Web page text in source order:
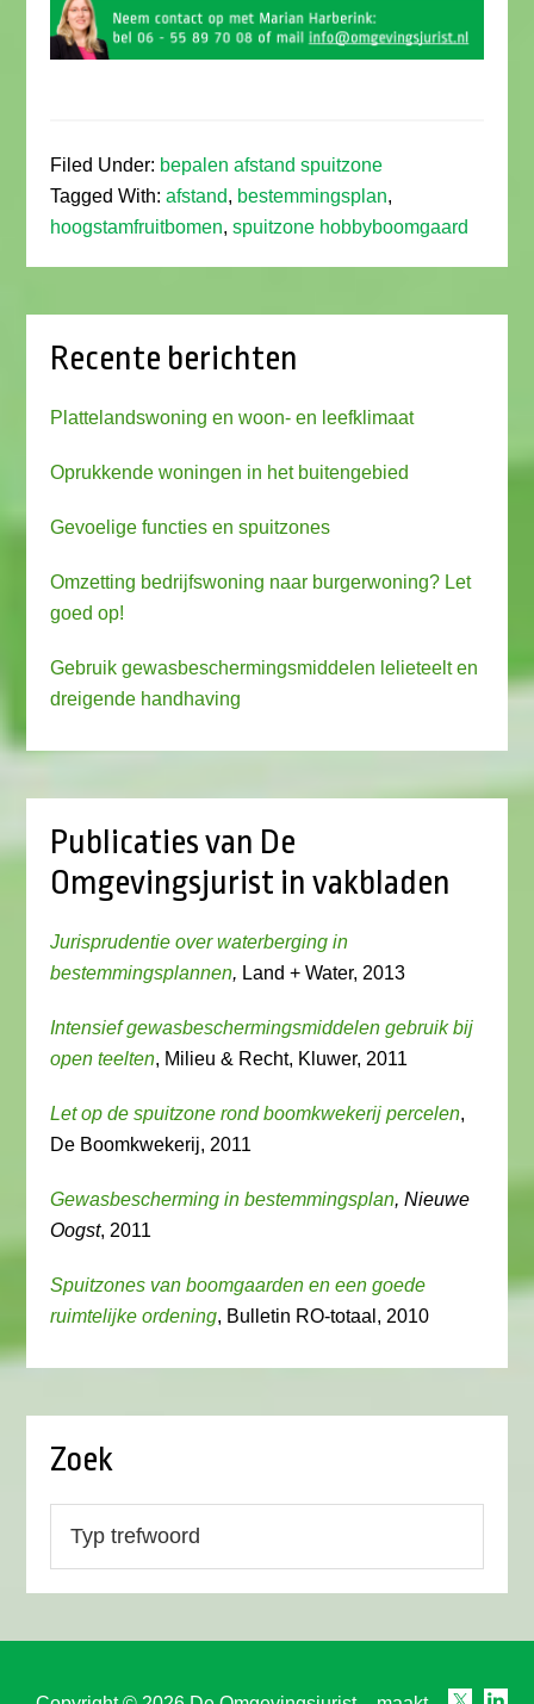
Filed Under: bepalen afstand spuitzone
Tagged With:afstand, bestemmingsplan,
hoogstamfruitbomen,spuitzone hobbyboomgaard
Recente berichten
Plattelandswoning en woon- en leefklimaat
Oprukkende woningen in het buitengebied
Gevoelige functies en spuitzones
Omzetting bedrijfswoning naar burgerwoning? Let
goed op!
Gebruik gewasbeschermingsmiddelen lelieteelt en
dreigende handhaving
Publicaties van De
Omgevingsjurist in vakbladen
Jurisprudentie over waterberging in
bestemmingsplannen, Land + Water, 2013
Intensief gewasbeschermingsmiddelen gebruik bij
open teelten, Milieu & Recht, Kluwer, 2011
Let op de spuitzone rond boomkwekerij percelen,
De Boomkwekerij, 2011
Gewasbescherming in bestemmingsplan, Nieuwe
Oogst, 2011
Spuitzones van boomgaarden en een goede
ruimtelijke ordening, Bulletin RO-totaal, 2010
Zoek